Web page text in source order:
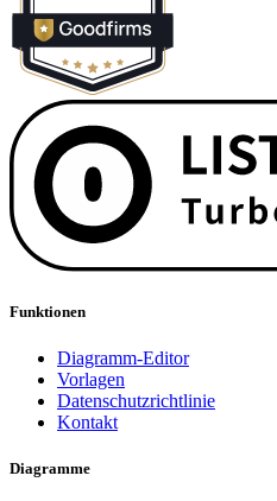
Funktionen
Diagramm-Editor
Vorlagen
Datenschutzrichtlinie
Kontakt
Diagramme